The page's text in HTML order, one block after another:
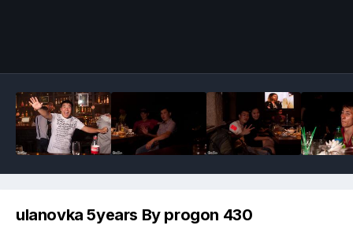
ulanovka 5years By progon 430